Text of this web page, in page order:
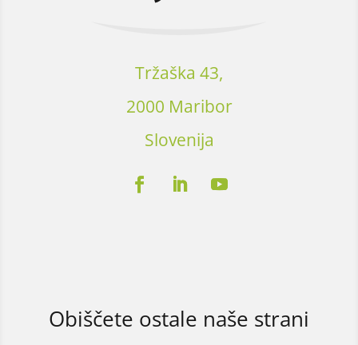
Tržaška 43,
2000 Maribor
Slovenija
Obiščete ostale naše strani